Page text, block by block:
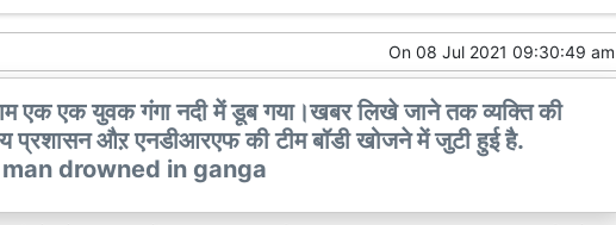
On 08 Jul 2021 09:30:49 am
एक एक युवक गंगा नदी में डूब गया।खबर लिखे जाने तक व्यक्ति की
प्रशासन औऱ एनडीआरएफ की टीम बॉडी खोजने में जुटी हुई है.
drowned in ganga